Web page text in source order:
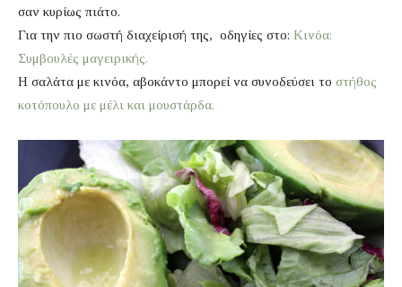
σαν κυρίως πιάτο.
Για την πιο σωστή διαχείρισή της, οδηγίες στο: Κινόα:
Συμβουλές μαγειρικής.
Η σαλάτα με κινόα, αβοκάντο μπορεί να συνοδεύσει το στήθος
κοτόπουλο με μέλι και μουστάρδα.